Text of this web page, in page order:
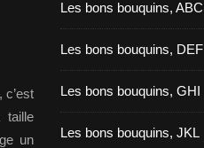
c’est
taille
un
Les bons bouquins, ABC
Les bons bouquins, DEF
Les bons bouquins, GHI
Les bons bouquins, JKL